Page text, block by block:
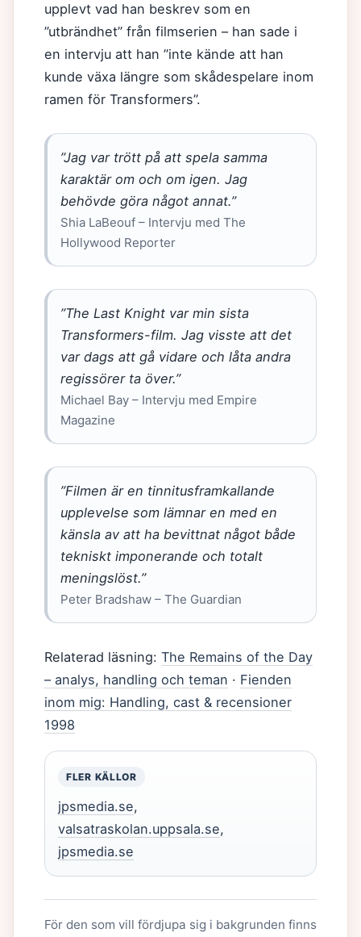
upplevt vad han beskrev som en
”utbrändhet” från filmserien – han sade i
en intervju att han ”inte kände att han
kunde växa längre som skådespelare inom
ramen för Transformers”.
”Jag var trött på att spela samma
karaktär om och om igen. Jag
behövde göra något annat.”
Shia LaBeouf – Intervju med The
Hollywood Reporter
”The Last Knight var min sista
Transformers-film. Jag visste att det
var dags att gå vidare och låta andra
regissörer ta över.”
Michael Bay – Intervju med Empire
Magazine
”Filmen är en tinnitusframkallande
upplevelse som lämnar en med en
känsla av att ha bevittnat något både
tekniskt imponerande och totalt
meningslöst.”
Peter Bradshaw – The Guardian
Relaterad läsning: The Remains of the Day
– analys, handling och teman · Fienden
inom mig: Handling, cast & recensioner
1998
FLER KÄLLOR
jpsmedia.se,
valsatraskolan.uppsala.se,
jpsmedia.se
För den som vill fördjupa sig i bakgrunden finns